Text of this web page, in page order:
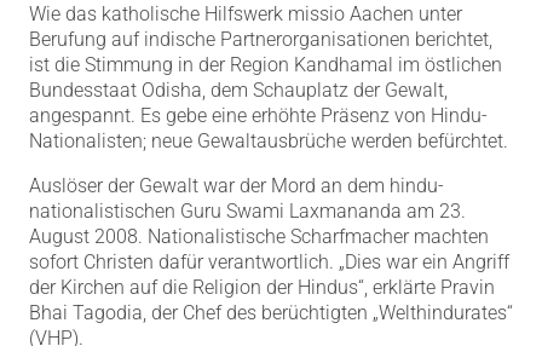
Wie das katholische Hilfswerk missio Aachen unter
Berufung auf indische Partnerorganisationen berichtet,
ist die Stimmung in der Region Kandhamal im östlichen
Bundesstaat Odisha, dem Schauplatz der Gewalt,
angespannt. Es gebe eine erhöhte Präsenz von Hindu-
Nationalisten; neue Gewaltausbrüche werden befürchtet.
Auslöser der Gewalt war der Mord an dem hindu-
nationalistischen Guru Swami Laxmananda am 23.
August 2008. Nationalistische Scharfmacher machten
sofort Christen dafür verantwortlich. „Dies war ein Angriff
der Kirchen auf die Religion der Hindus“, erklärte Pravin
Bhai Tagodia, der Chef des berüchtigten „Welthindurates“
(VHP).